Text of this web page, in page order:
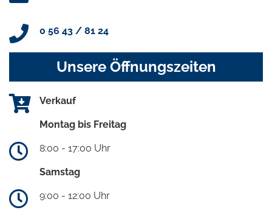
0 56 43 / 81 24
Unsere Öffnungszeiten
Verkauf
Montag bis Freitag
8:00 - 17:00 Uhr
Samstag
9:00 - 12:00 Uhr